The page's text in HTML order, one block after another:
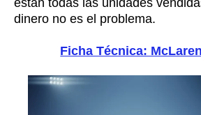
dinero no es el problema.
Ficha Técnica: